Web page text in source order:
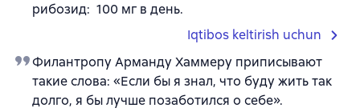
рибозид: 100 мг в день.
Iqtibos keltirish uchun
Филантропу Арманду Хаммеру приписывают
такие слова: «Если бы я знал, что буду жить так
долго, я бы лучше позаботился о себе».